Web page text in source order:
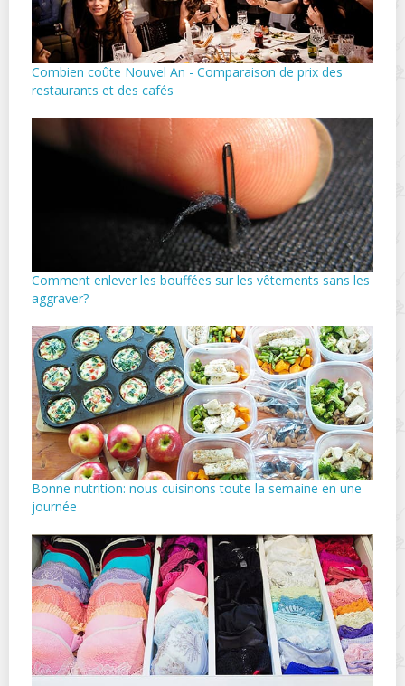
Combien coûte Nouvel An - Comparaison de prix des
restaurants et des cafés
Comment enlever les bouffées sur les vêtements sans les
aggraver?
Bonne nutrition: nous cuisinons toute la semaine en une
journée